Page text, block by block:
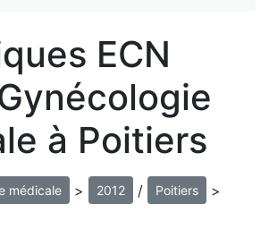
ECN
à Poitiers
médicale > 2012 / Poitiers >